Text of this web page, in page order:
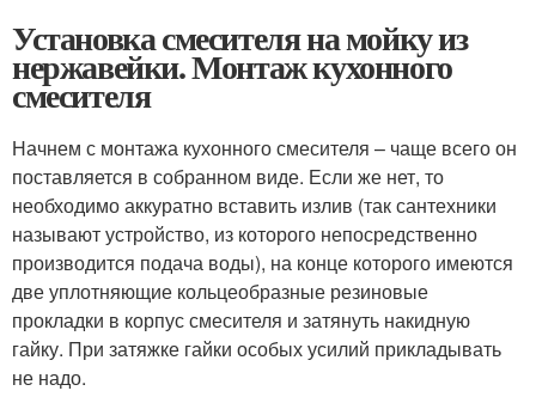
Установка смесителя на мойку из
нержавейки. Монтаж кухонного
смесителя
Начнем с монтажа кухонного смесителя – чаще всего он
поставляется в собранном виде. Если же нет, то
необходимо аккуратно вставить излив (так сантехники
называют устройство, из которого непосредственно
производится подача воды), на конце которого имеются
две уплотняющие кольцеобразные резиновые
прокладки в корпус смесителя и затянуть накидную
гайку. При затяжке гайки особых усилий прикладывать
не надо.